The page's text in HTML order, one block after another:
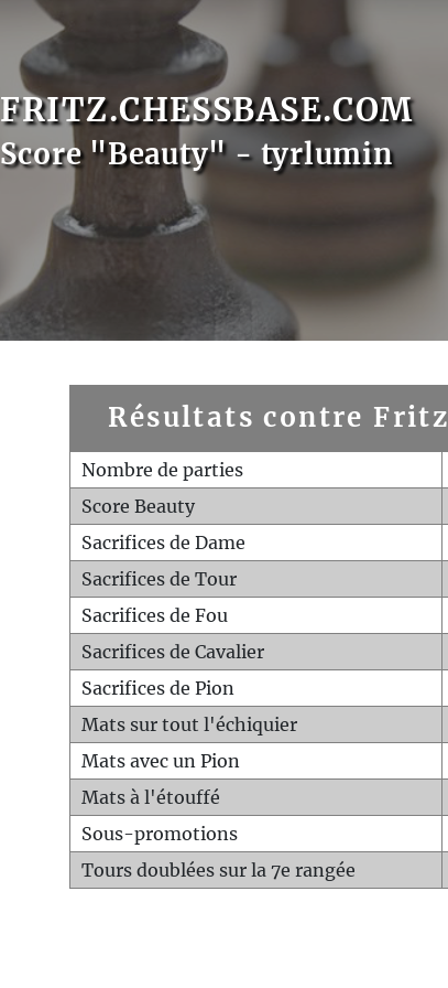
FRITZ.CHESSBASE.COM
Score "Beauty" - tyrlumin
Résultats contre Fritz
Nombre de parties
Score Beauty
Sacrifices de Dame
Sacrifices de Tour
Sacrifices de Fou
Sacrifices de Cavalier
Sacrifices de Pion
Mats sur tout l'échiquier
Mats avec un Pion
Mats à l'étouffé
Sous-promotions
Tours doublées sur la 7e rangée